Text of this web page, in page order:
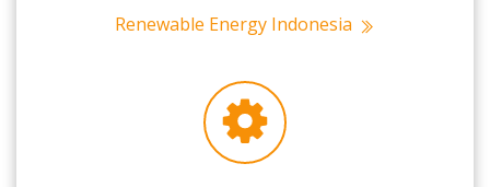
Renewable Energy Indonesia